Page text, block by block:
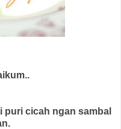
puri cicah ngan sambal